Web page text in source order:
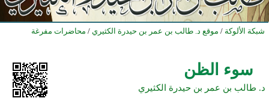
شبكة الألوكة / موقع د. طالب بن عمر بن حيدرة الكثيري / محاضرات مفرغة
سوء الظن
د. طالب بن عمر بن حيدرة الكثيري